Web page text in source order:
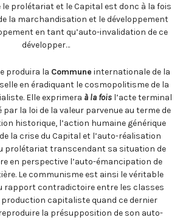
prolétariat et le Capital est donc à la fois
la marchandisation et le développement
en tant qu’auto-invalidation de ce
développer…
produira la Commune internationale de la
en éradiquant le cosmopolitisme de la
Elle exprimera à la fois l’acte terminal
la loi de la valeur parvenue au terme de
historique, l’action humaine générique
la crise du Capital et l’auto-réalisation
prolétariat transcendant sa situation de
en perspective l’auto-émancipation de
Le communisme est ainsi le véritable
rapport contradictoire entre les classes
production capitaliste quand ce dernier
la présupposition de son auto-